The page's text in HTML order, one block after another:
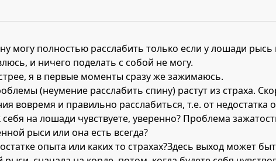
могу полностью расслабить только если у лошади рысь
и ничего поделать с собой не могу.
я в первые моменты сразу же зажимаюсь.
(неумение расслабить спину) растут из страха.
вовремя и правильно расслабиться, т.е. от недостатка
на лошади чувствуете, уверенно? Проблема
рыси или она есть всегда?
опыта или каких то страхах?Здесь выход может